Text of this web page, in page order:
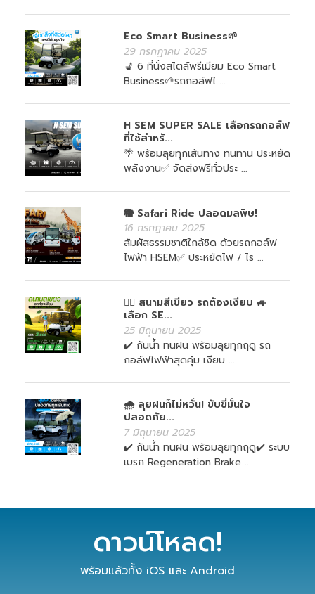
Eco Smart Business🌱
29 กรกฎาคม 2025
💺 6 ที่นั่งสไตล์พรีเมียม Eco Smart
Business🌱รถกอล์ฟไ ...
H SEM SUPER SALE เลือกรถกอล์ฟ
ที่ใช้สำหรั...
🌴 พร้อมลุยทุกเส้นทาง ทนทาน ประหยัด
พลังงาน✅ จัดส่งฟรีทั่วประ ...
🐘 Safari Ride ปลอดมลพิษ!
16 กรกฎาคม 2025
สัมผัสธรรมชาติใกล้ชิด ด้วยรถกอล์ฟ
ไฟฟ้า HSEM✅ ประหยัดไฟ / ไร ...
🏌️‍♀️ สนามสีเขียว รถต้องเงียบ 🚙
เลือก SE...
25 มิถุนายน 2025
✔️ กันน้ำ ทนฝน พร้อมลุยทุกฤดู รถ
กอล์ฟไฟฟ้าสุดคุ้ม เงียบ ...
🌧️ ลุยฝนก็ไม่หวั่น! ขับขี่มั่นใจ
ปลอดภัย...
7 มิถุนายน 2025
✔️ กันน้ำ ทนฝน พร้อมลุยทุกฤดู✔️ ระบบ
เบรก Regeneration Brake ...
ดาวน์โหลด!
พร้อมแล้วทั้ง iOS และ Android